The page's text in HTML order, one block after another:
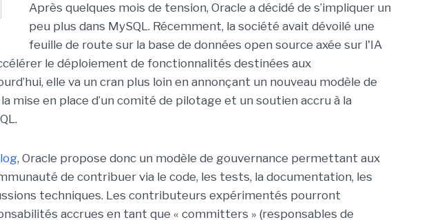
Après quelques mois de tension, Oracle a décidé de s’impliquer un
peu plus dans MySQL. Récemment, la société avait dévoilé une
feuille de route sur la base de données open source axée sur l'IA
le déploiement de fonctionnalités destinées aux
elle va un cran plus loin en annonçant un nouveau modèle de
mise en place d’un comité de pilotage et un soutien accru à la
, Oracle propose donc un modèle de gouvernance permettant aux
de contribuer via le code, les tests, la documentation, les
techniques. Les contributeurs expérimentés pourront
accrues en tant que « committers » (responsables de